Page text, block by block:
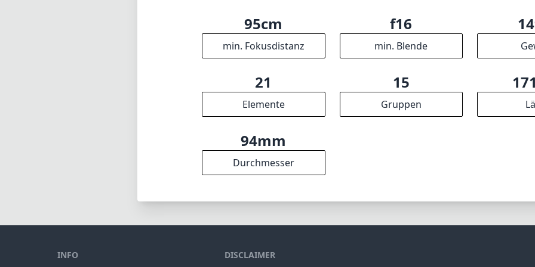
DISCLAIMER